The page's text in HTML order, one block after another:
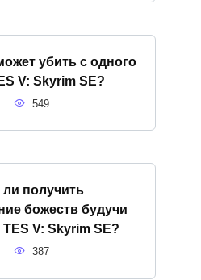
убить с одного
V: Skyrim SE?
549
получить
божеств будучи
V: Skyrim SE?
387